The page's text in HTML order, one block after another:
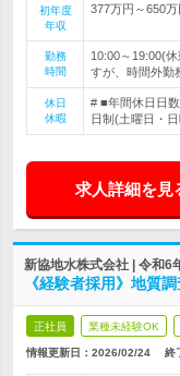
初年度
年収
377万円～650万
勤務
時間
10:00～19:00(
すが、時間外勤
休日
休暇
# ■年間休日日
日制(土曜日・
求人詳細を見
新協地水株式会社 | 令和6
《経験者採用》地質
正社員 業種未経験OK
情報更新日：2026/02/24 終